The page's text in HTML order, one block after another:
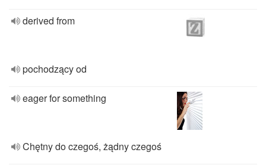
derived from
pochodzący od
eager for something
Chętny do czegoś, żądny czegoś